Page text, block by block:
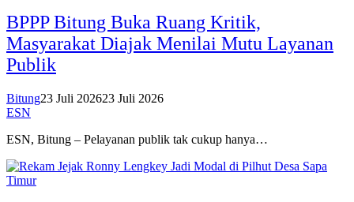
BPPP Bitung Buka Ruang Kritik,
Masyarakat Diajak Menilai Mutu Layanan
Publik
Bitung23 Juli 202623 Juli 2026
ESN
ESN, Bitung – Pelayanan publik tak cukup hanya…